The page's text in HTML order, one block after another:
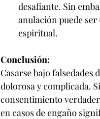
desafiante. Sin
anulación puede
espiritual.
Conclusión:
Casarse bajo falsedades
dolorosa y complicada.
consentimiento
en casos de engaño